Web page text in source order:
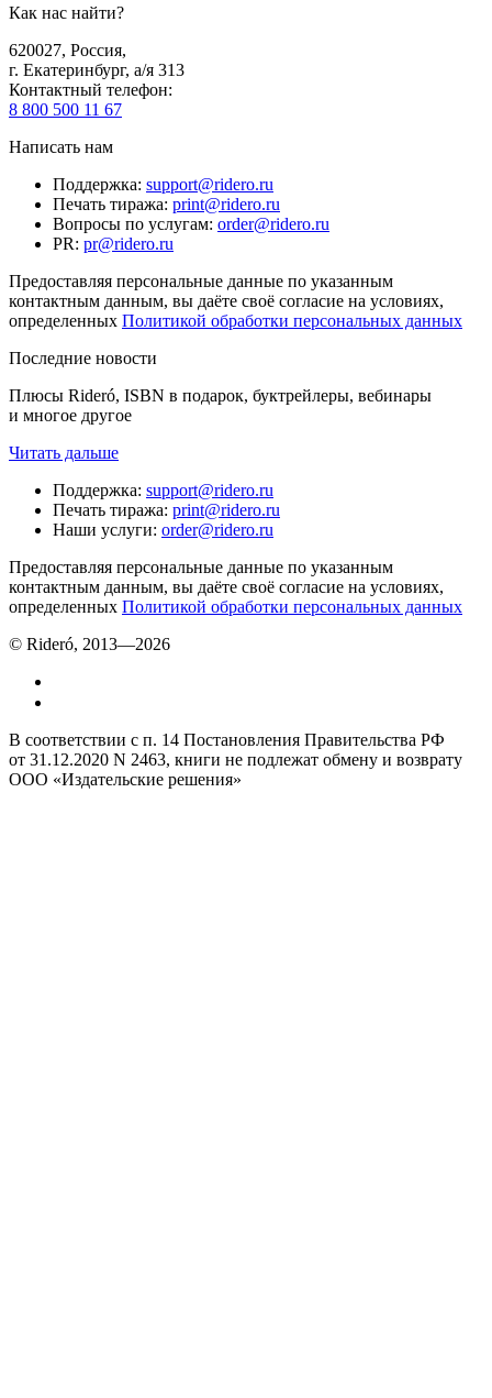
Как нас найти?
620027, Россия,
г. Екатеринбург, а/я 313
Контактный телефон:
8 800 500 11 67
Написать нам
Поддержка: support@ridero.ru
Печать тиража: print@ridero.ru
Вопросы по услугам: order@ridero.ru
PR: pr@ridero.ru
Предоставляя персональные данные по указанным
контактным данным, вы даёте своё согласие на условиях,
определенных Политикой обработки персональных данных
Последние новости
Плюсы Rideró, ISBN в подарок, буктрейлеры, вебинары
и многое другое
Читать дальше
Поддержка: support@ridero.ru
Печать тиража: print@ridero.ru
Наши услуги: order@ridero.ru
Предоставляя персональные данные по указанным
контактным данным, вы даёте своё согласие на условиях,
определенных Политикой обработки персональных данных
© Rideró, 2013—2026
В соответствии с п. 14 Постановления Правительства РФ
от 31.12.2020 N 2463, книги не подлежат обмену и возврату
ООО «Издательские решения»